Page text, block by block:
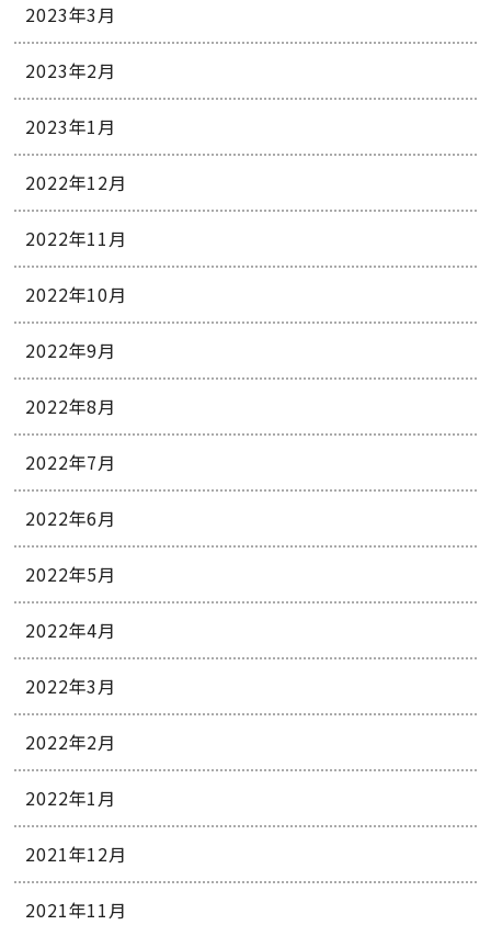
2023年3月
2023年2月
2023年1月
2022年12月
2022年11月
2022年10月
2022年9月
2022年8月
2022年7月
2022年6月
2022年5月
2022年4月
2022年3月
2022年2月
2022年1月
2021年12月
2021年11月